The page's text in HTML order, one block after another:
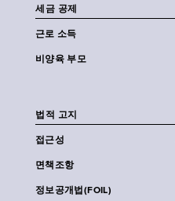
세금 공제
근로 소득
비양육 부모
법적 고지
접근성
면책조항
정보공개법(FOIL)